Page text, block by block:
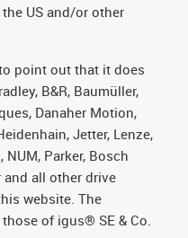
US and/or other
point out that it does
B&R, Baumüller,
Danaher Motion,
Jetter, Lenze,
NUM, Parker, Bosch
and all other drive
website. The
of igus® SE & Co.